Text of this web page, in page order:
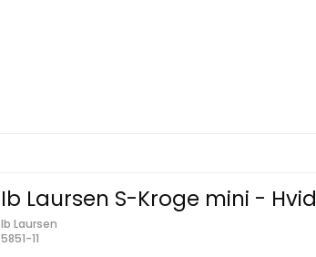
Ib Laursen S-Kroge mini - Hvid
Ib Laursen
5851-11